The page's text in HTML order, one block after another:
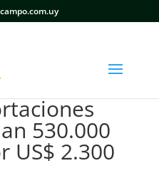
530.000
US$ 2.300